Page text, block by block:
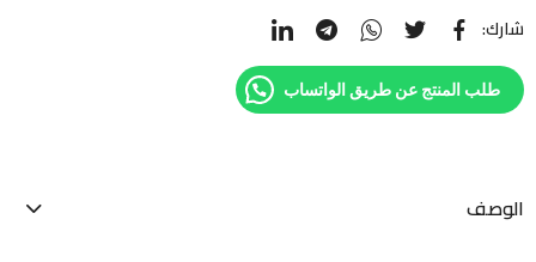
شارك:
طلب المنتج عن طريق الواتساب
الوصف